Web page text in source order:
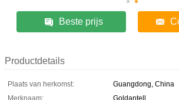
Beste prijs
Productdetails
Plaats van herkomst:
Guangdong, China
Merknaam:
Goldantell